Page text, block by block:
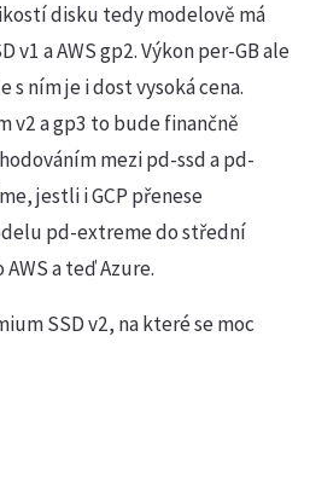
disku tedy modelově má
v1 a AWS gp2. Výkon per-GB ale
s ním je i dost vysoká cena.
v2 a gp3 to bude finančně
mezi pd-ssd a pd-
jestli i GCP přenese
pd-extreme do střední
a teď Azure.
SSD v2, na které se moc